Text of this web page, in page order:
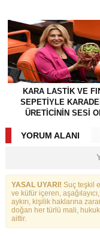
KARA LASTİK VE
SEPETİYLE
ÜRETİCİNİN SESİ
YORUM ALANI
YASAL UYARI! Suç teşkil
ve küfür içeren,
aykırı, kişilik haklarına
doğan her türlü mali,
aittir.